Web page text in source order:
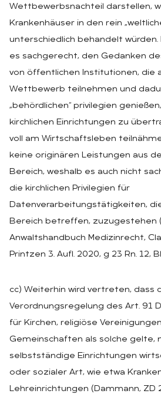
Wettbewerbsnachteil darstellen,
Krankenhäuser in den rein
unterschiedlich behandelt
es sachgerecht, den Gedanken
von öffentlichen Institutionen, die
Wettbewerb teilnehmen und
„behördlichen“ privilegien
kirchlichen Einrichtungen zu
voll am Wirtschaftsleben
keine originären Leistungen aus
Bereich, weshalb es auch nicht
die kirchlichen Privilegien für
Datenverarbeitungstätigkeiten,
Bereich betreffen, zuzugestehen
Anwaltshandbuch Medizinrecht,
Printzen 3. Aufl. 2020, g 23 Rn. 12,
cc) Weiterhin wird vertreten, dass
Verordnungsregelung des Art. 91
für Kirchen, religiöse
Gemeinschaften als solche gelte,
selbstständige Einrichtungen
oder sozialer Art, wie etwa
Lehreinrichtungen (Dammann, ZD